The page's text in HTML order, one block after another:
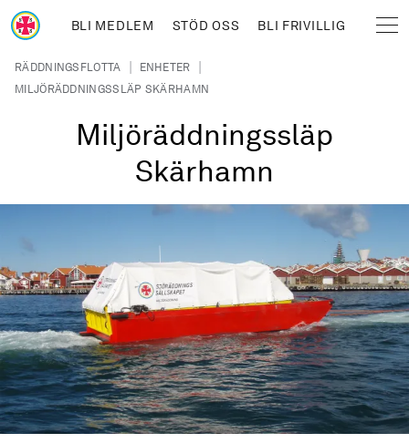
Hoppa till huvudinnehåll
BLI MEDLEM STÖD OSS BLI FRIVILLIG
Länkstig
RÄDDNINGSFLOTTA | ENHETER |
MILJÖRÄDDNINGSSLÄP SKÄRHAMN
Miljöräddningssläp
Skärhamn